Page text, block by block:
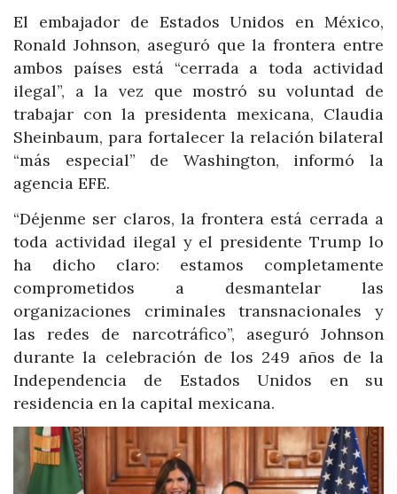
El embajador de Estados Unidos en México,
Ronald Johnson, aseguró que la frontera entre
ambos países está “cerrada a toda actividad
ilegal”, a la vez que mostró su voluntad de
trabajar con la presidenta mexicana, Claudia
Sheinbaum, para fortalecer la relación bilateral
“más especial” de Washington, informó la
agencia EFE.
“Déjenme ser claros, la frontera está cerrada a
toda actividad ilegal y el presidente Trump lo
ha dicho claro: estamos completamente
comprometidos a desmantelar las
organizaciones criminales transnacionales y
las redes de narcotráfico”, aseguró Johnson
durante la celebración de los 249 años de la
Independencia de Estados Unidos en su
residencia en la capital mexicana.